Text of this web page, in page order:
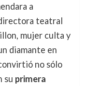
a
teatral
mujer culta y
diamante en
no sólo
su primera